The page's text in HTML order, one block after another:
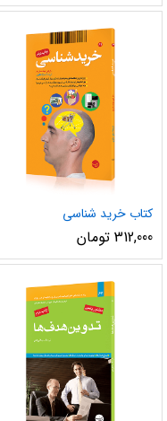
کتاب خرید شناسی
312,000 تومان